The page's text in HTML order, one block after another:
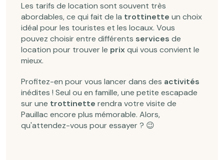
Les tarifs de location sont souvent très
abordables, ce qui fait de la trottinette un choix
idéal pour les touristes et les locaux. Vous
pouvez choisir entre différents services de
location pour trouver le prixqui vous convient le
mieux.
Profitez-en pour vous lancer dans des activités
inédites ! Seul ou en famille, une petite escapade
sur une trottinette rendra votre visite de
Pauillac encore plus mémorable. Alors,
qu'attendez-vous pour essayer ? 😉